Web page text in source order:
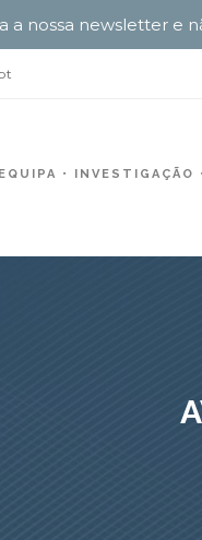
EQUIPA INVESTIGAÇÃO
a nossa newsletter e